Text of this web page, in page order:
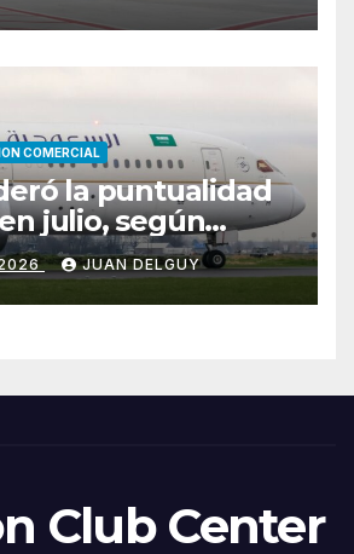
COMERCIAL
la puntualidad
julio, según
JUAN DELGUY
Club Center